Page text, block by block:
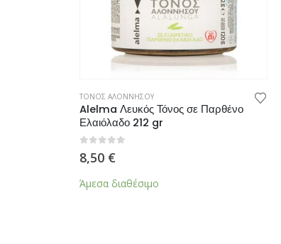
ΤΟΝΟΣ ΑΛΟΝΝΗΣΟΥ
Alelma Λευκός Τόνος σε Παρθένο
Ελαιόλαδο 212 gr
8,50 €
Άμεσα διαθέσιμο